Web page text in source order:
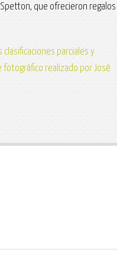
Spetton, que ofrecieron regalos
parciales y
realizado por José